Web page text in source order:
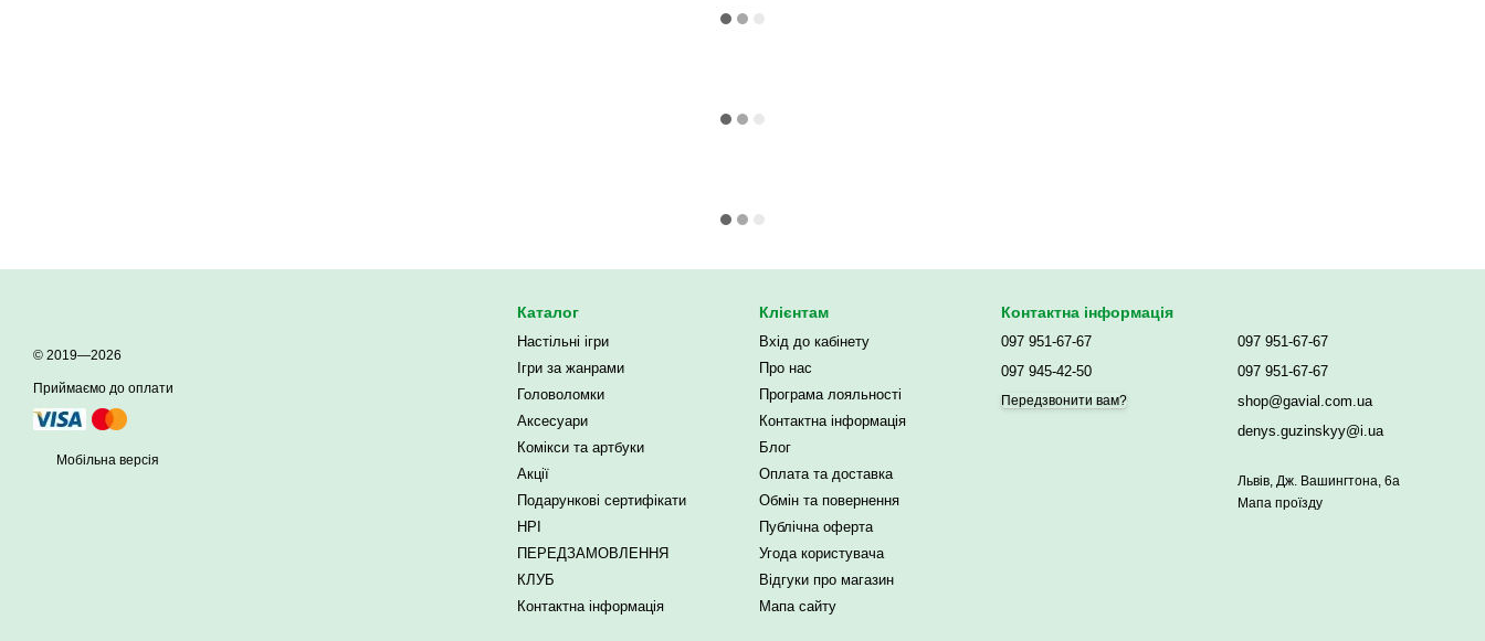
© 2019—2026
Приймаємо до оплати
Мобільна версія
Каталог
Настільні ігри
Ігри за жанрами
Головоломки
Аксесуари
Комікси та артбуки
Акції
Подарункові сертифікати
НРІ
ПЕРЕДЗАМОВЛЕННЯ
КЛУБ
Контактна інформація
Клієнтам
Вхід до кабінету
Про нас
Програма лояльності
Контактна інформація
Блог
Оплата та доставка
Обмін та повернення
Публічна оферта
Угода користувача
Відгуки про магазин
Мапа сайту
Контактна інформація
097 951-67-67
097 945-42-50
Передзвонити вам?
097 951-67-67
097 951-67-67
shop@gavial.com.ua
denys.guzinskyy@i.ua
Львів, Дж. Вашингтона, 6а
Мапа проїзду